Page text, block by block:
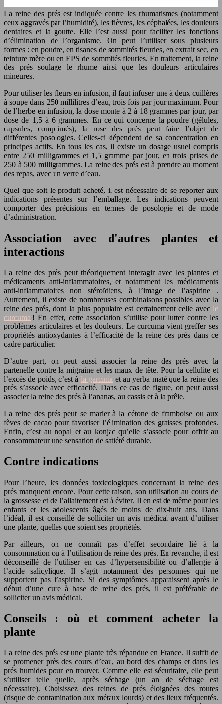
La reine des prés est indiquée contre les rhumatismes (notamment
ceux aggravés par l’humidité), les fièvres, les céphalées, les douleurs
dentaires et la goutte. Elle l’est aussi pour faciliter les fonctions
d’élimination de l’organisme. On peut l’utiliser sous plusieurs
formes : en poudre, en tisanes de sommités fleuries, en extrait sec, en
teinture mère ou en EPS de sommités fleuries. En traitement, la reine
des prés soulage le rhume ainsi que les douleurs articulaires
mineures.
Pour utiliser les fleurs en infusion, il faut infuser une à deux cuillères
à soupe dans 250 millilitres d’eau, trois fois par jour maximum. Pour
de l’herbe en infusion, la dose monte à 2 à 18 grammes par jour, par
dose de 1,5 à 6 grammes. En ce qui concerne la poudre (gélules,
capsules, comprimés), la rose des prés peut faire l’objet de
différentes posologies. Celles-ci dépendent de sa concentration en
principes actifs. En tous les cas, il existe un dosage usuel compris
entre 250 milligrammes et 1,5 gramme par jour, en trois prises de
250 à 500 milligrammes. La reine des prés est à prendre au moment
des repas, avec un verre d’eau.
Quel que soit le produit acheté, il est nécessaire de se reporter aux
indications présentes sur l’emballage. Les indications peuvent
comporter des précisions en termes de posologie et de mode
d’administration.
Association avec d'autres plantes et
interactions
La reine des prés peut théoriquement interagir avec les plantes et
médicaments anti-inflammatoires, et notamment les médicaments
anti-inflammatoires non stéroïdiens, à l’image de l’aspirine .
Autrement, il existe de nombreuses combinaisons possibles avec la
reine des prés, dont la plus populaire est certainement celle avec le
curcuma ! En effet, cette association s’utilise pour lutter contre les
problèmes articulaires et les douleurs. Le curcuma vient greffer ses
propriétés antioxydantes à l’efficacité de la reine des prés dans ce
cadre particulier.
D’autre part, on peut aussi associer la reine des prés avec la
partenelle contre la migraine et les maux de tête. Pour la cellulite et
l’excès de poids, c’est à la garcinia et au yerba maté que la reine des
prés s’associe avec efficacité. Dans ce cas de figure, on peut aussi
associer la reine des prés à l’ananas, au cassis et à la prêle.
La reine des prés peut se marier à la cétone de framboise ou aux
fèves de cacao pour favoriser l’élimination des graisses profondes.
Enfin, c’est au nopal et au konjac qu’elle s’associe pour offrir au
consommateur une sensation de satiété durable.
Contre indications
Pour l’heure, les données toxicologiques concernant la reine des
prés manquent encore. Pour cette raison, son utilisation au cours de
la grossesse et de l’allaitement est à éviter. Il en est de même pour les
enfants et les adolescents âgés de moins de dix-huit ans. Dans
l’idéal, il est conseillé de solliciter un avis médical avant d’utiliser
une plante, quelles que soient ses propriétés.
Par ailleurs, on ne connaît pas d’effet secondaire lié à la
consommation ou à l’utilisation de reine des prés. En revanche, il est
déconseillé de l’utiliser en cas d’hypersensibilité ou d’allergie à
l’acide salicylique. Il s’agit notamment des personnes qui ne
supportent pas l’aspirine. Si des symptômes apparaissent après le
début d’une cure à base de reine des prés, il est préférable de
solliciter un avis médical.
Conseils : où et comment acheter la
plante
La reine des prés est une plante très répandue en France. Il suffit de
se promener près des cours d’eau, au bord des champs et dans les
prés humides pour en trouver. Comme elle est sécuritaire, elle peut
s’utiliser telle quelle, après séchage (un an de séchage est
nécessaire). Choisissez des reines de prés éloignées des routes
(risque de contamination aux métaux lourds) et des lieux fréquentés.